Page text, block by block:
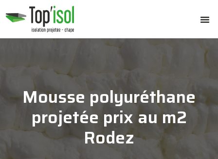
Mousse polyuréthane
projetée prix au m2
Rodez